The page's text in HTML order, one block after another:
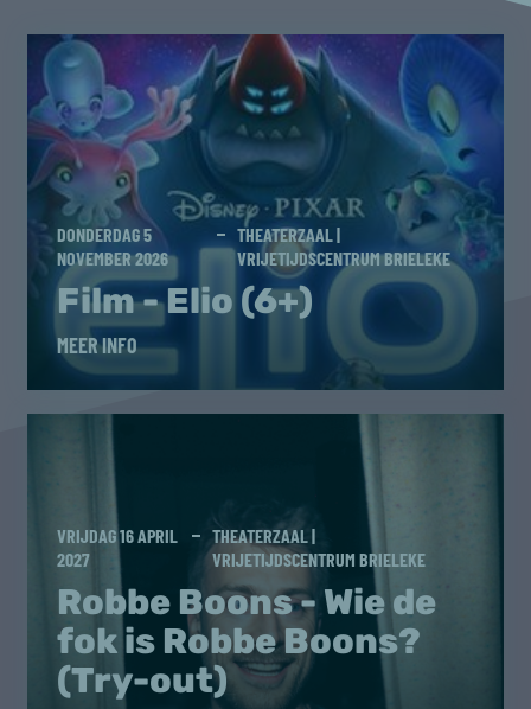
DONDERDAG 5
NOVEMBER 2026
THEATERZAAL |
VRIJETIJDSCENTRUM BRIELEKE
Film - Elio (6+)
MEER INFO
VRIJDAG 16 APRIL
2027
THEATERZAAL |
VRIJETIJDSCENTRUM BRIELEKE
Robbe Boons - Wie de
fok is Robbe Boons?
(Try-out)